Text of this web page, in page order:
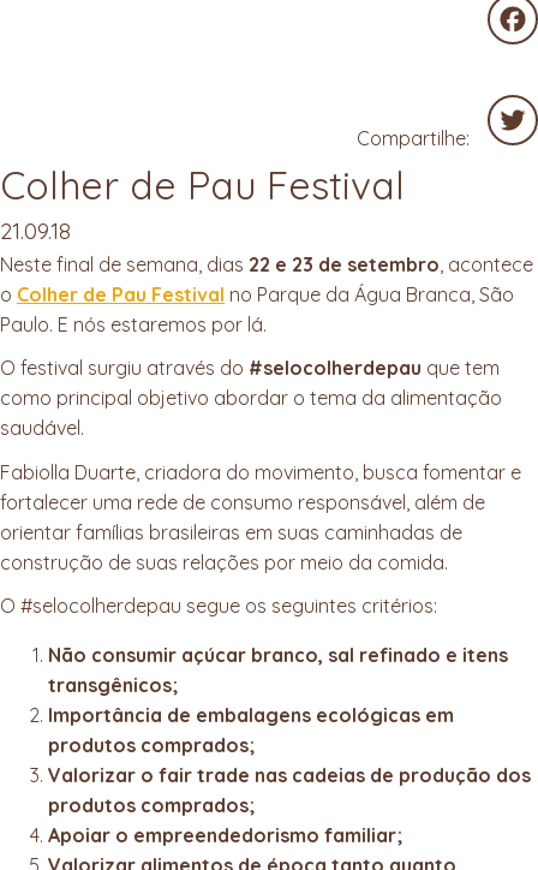
Compartilhe:
Colher de Pau Festival
21.09.18
Neste final de semana, dias 22 e 23 de setembro, acontece
o Colher de Pau Festival no Parque da Água Branca, São
Paulo. E nós estaremos por lá.
O festival surgiu através do #selocolherdepau que tem
como principal objetivo abordar o tema da alimentação
saudável.
Fabiolla Duarte, criadora do movimento, busca fomentar e
fortalecer uma rede de consumo responsável, além de
orientar famílias brasileiras em suas caminhadas de
construção de suas relações por meio da comida.
O #selocolherdepau segue os seguintes critérios:
Não consumir açúcar branco, sal refinado e itens
transgênicos;
Importância de embalagens ecológicas em
produtos comprados;
Valorizar o fair trade nas cadeias de produção dos
produtos comprados;
Apoiar o empreendedorismo familiar;
Valorizar alimentos de época tanto quanto